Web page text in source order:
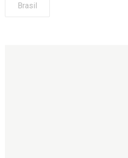
Brasil